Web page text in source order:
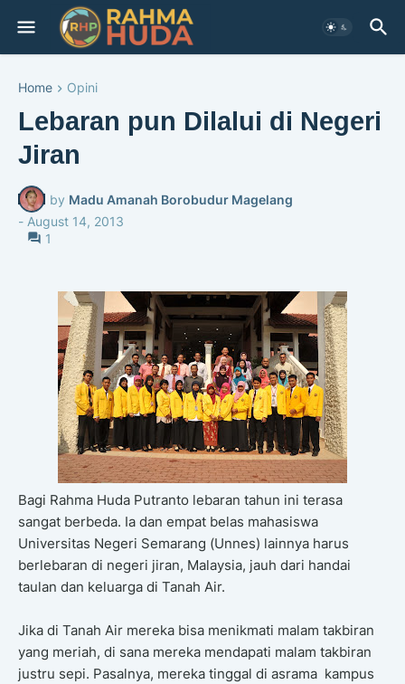
Home Opini
Lebaran pun Dilalui di Negeri
Jiran
by Madu Amanah Borobudur Magelang
- August 14, 2013
1
Bagi Rahma Huda Putranto lebaran tahun ini terasa
sangat berbeda. Ia dan empat belas mahasiswa
Universitas Negeri Semarang (Unnes) lainnya harus
berlebaran di negeri jiran, Malaysia, jauh dari handai
taulan dan keluarga di Tanah Air.
Jika di Tanah Air mereka bisa menikmati malam takbiran
yang meriah, di sana mereka mendapati malam takbiran
justru sepi. Pasalnya, mereka tinggal di asrama kampus